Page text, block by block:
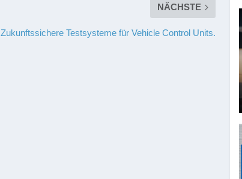
NÄCHSTE
Zukunftssichere Testsysteme für Vehicle Control Units.